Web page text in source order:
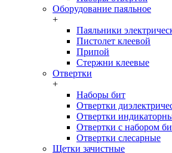
Оборудование паяльное
+
Паяльники
Пистолет клеевой
Припой
Стержни клеевые
Отвертки
+
Наборы бит
Отвертки
Отвертки
Отвертки с набором
Отвертки слесарные
Щетки зачистные